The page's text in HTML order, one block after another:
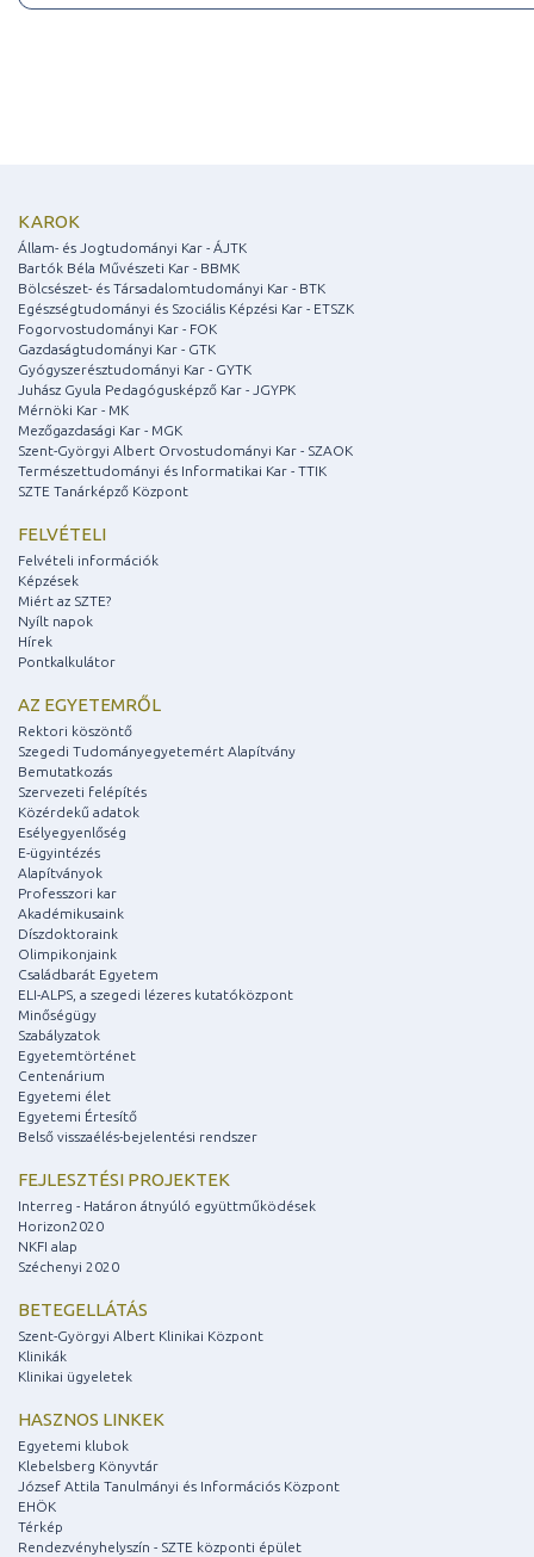
KAROK
Állam- és Jogtudományi Kar - ÁJTK
Bartók Béla Művészeti Kar - BBMK
Bölcsészet- és Társadalomtudományi Kar - BTK
Egészségtudományi és Szociális Képzési Kar - ETSZK
Fogorvostudományi Kar - FOK
Gazdaságtudományi Kar - GTK
Gyógyszerésztudományi Kar - GYTK
Juhász Gyula Pedagógusképző Kar - JGYPK
Mérnöki Kar - MK
Mezőgazdasági Kar - MGK
Szent-Györgyi Albert Orvostudományi Kar - SZAOK
Természettudományi és Informatikai Kar - TTIK
SZTE Tanárképző Központ
FELVÉTELI
Felvételi információk
Képzések
Miért az SZTE?
Nyílt napok
Hírek
Pontkalkulátor
AZ EGYETEMRŐL
Rektori köszöntő
Szegedi Tudományegyetemért Alapítvány
Bemutatkozás
Szervezeti felépítés
Közérdekű adatok
Esélyegyenlőség
E-ügyintézés
Alapítványok
Professzori kar
Akadémikusaink
Díszdoktoraink
Olimpikonjaink
Családbarát Egyetem
ELI-ALPS, a szegedi lézeres kutatóközpont
Minőségügy
Szabályzatok
Egyetemtörténet
Centenárium
Egyetemi élet
Egyetemi Értesítő
Belső visszaélés-bejelentési rendszer
FEJLESZTÉSI PROJEKTEK
Interreg - Határon átnyúló együttműködések
Horizon2020
NKFI alap
Széchenyi 2020
BETEGELLÁTÁS
Szent-Györgyi Albert Klinikai Központ
Klinikák
Klinikai ügyeletek
HASZNOS LINKEK
Egyetemi klubok
Klebelsberg Könyvtár
József Attila Tanulmányi és Információs Központ
EHÖK
Térkép
Rendezvényhelyszín - SZTE központi épület